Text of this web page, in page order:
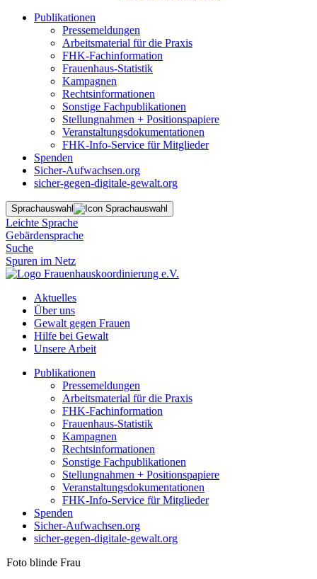
Publikationen
Pressemeldungen
Arbeitsmaterial für die Praxis
FHK-Fachinformation
Frauenhaus-Statistik
Kampagnen
Rechtsinformationen
Sonstige Fachpublikationen
Stellungnahmen + Positionspapiere
Veranstaltungsdokumentationen
FHK-Info-Service für Mitglieder
Spenden
Sicher-Aufwachsen.org
sicher-gegen-digitale-gewalt.org
Sprachauswahl
Leichte Sprache
Gebärdensprache
Suche
Spuren im Netz
Aktuelles
Über uns
Gewalt gegen Frauen
Hilfe bei Gewalt
Unsere Arbeit
Publikationen
Pressemeldungen
Arbeitsmaterial für die Praxis
FHK-Fachinformation
Frauenhaus-Statistik
Kampagnen
Rechtsinformationen
Sonstige Fachpublikationen
Stellungnahmen + Positionspapiere
Veranstaltungsdokumentationen
FHK-Info-Service für Mitglieder
Spenden
Sicher-Aufwachsen.org
sicher-gegen-digitale-gewalt.org